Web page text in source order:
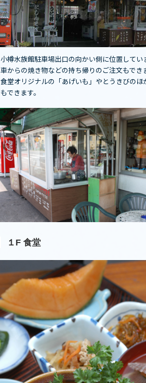
小樽水族館駐車場出口の向かい側に位置してい
車からの焼き物などの持ち帰りのご注文もでき
食堂オリジナルの「あげいも」やとうきびの
もできます。
１F 食堂